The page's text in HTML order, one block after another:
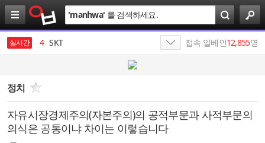
검
색
'manhwa' 를 검색하세요.
실시간
3 SK
4 SKT
6
7 가나쓰
8 에스케이
접속 일베인12,855명
정치
자유시장경제주의(자본주의)의 공적부문과 사적부문의
의식은 공통이냐 차이는 이렇습니다